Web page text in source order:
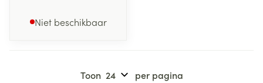
Niet beschikbaar
Toon per pagina